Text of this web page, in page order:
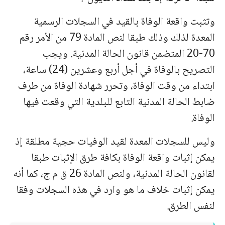
وتثبت واقعة الوفاة بالقید في السجلات الرسمیة
المعدة لذلك وذلك طبقا لنص المادة 79 من الأمر رقم
70-20 المتضمن قانون الحالة المدنیة. ویجب
التصریح بالوفاة في أجل أربع وعشرین (24) ساعة،
ابتداء من وقت الوفاة، وتحرر شهادة الوفاة من طرف
ضابط الحالة المدنیة التابع للبلدیة التي وقعت فیها
الوفاة.
ولیس للسجلات المعدة لقید الوفیات حجیة مطلقة إذ
یمكن إثبات واقعة الوفاة بكافة طرق الإثبات طبقا
لقانون الحالة المدنیة، ولنص المادة 26 ق م ج، كما أنه
یمكن إثبات خلاف ما هو وارد في هذه السجلات وفقا
لنفس الطرق.